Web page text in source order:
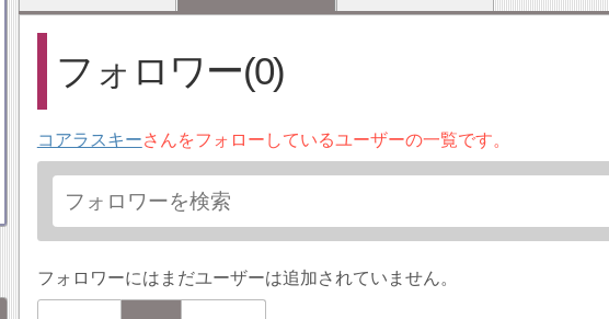
フォロワー(0)
コアラスキーさんをフォローしているユーザーの一覧です。
フォロワーにはまだユーザーは追加されていません。